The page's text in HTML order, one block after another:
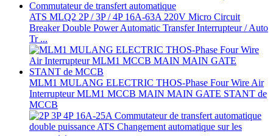
ATS MLQ2 2P / 3P / 4P 16A-63A 220V Micro Circuit
Breaker Double Power Automatic Transfer Interrupteur / Auto
Tr ...
MLM1 MULANG ELECTRIC THOS-Phase Four Wire Air
Interrupteur MLM1 MCCB MAIN MAIN GATE STANT de
MCCB